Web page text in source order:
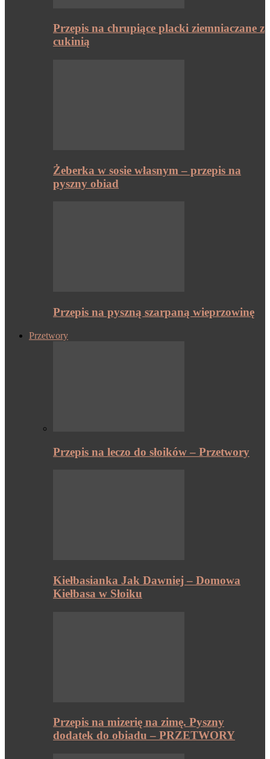
Przepis na chrupiące placki ziemniaczane z
cukinią
Żeberka w sosie własnym – przepis na
pyszny obiad
Przepis na pyszną szarpaną wieprzowinę
Przetwory
Przepis na leczo do słoików – Przetwory
Kiełbasianka Jak Dawniej – Domowa
Kiełbasa w Słoiku
Przepis na mizerię na zimę. Pyszny
dodatek do obiadu – PRZETWORY